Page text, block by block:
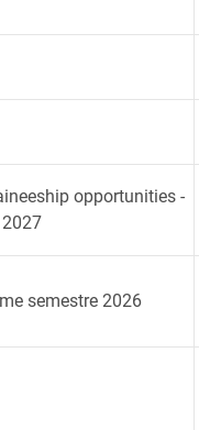
opportunities -
semestre 2026